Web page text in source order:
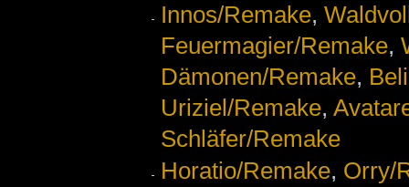
Innos/Remake‎,
Feuermagier/Remake‎,
Dämonen/Remake‎,
Uriziel/Remake‎,
Schläfer/Remake‎
Horatio/Remake‎, Orry/